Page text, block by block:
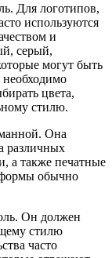
Для логотипов,
используются
и
серый,
могут быть
цвета,
стилю.
Она
различных
а также печатные
обычно
Он должен
стилю
часто